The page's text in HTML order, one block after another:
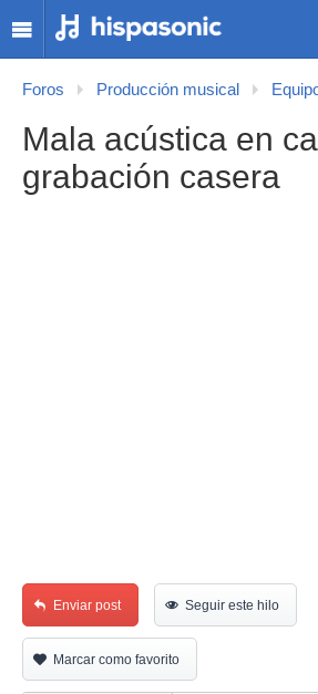
Foros Producción musical
Mala acústica en
grabación casera
Enviar post Seguir este hilo
Marcar como favorito